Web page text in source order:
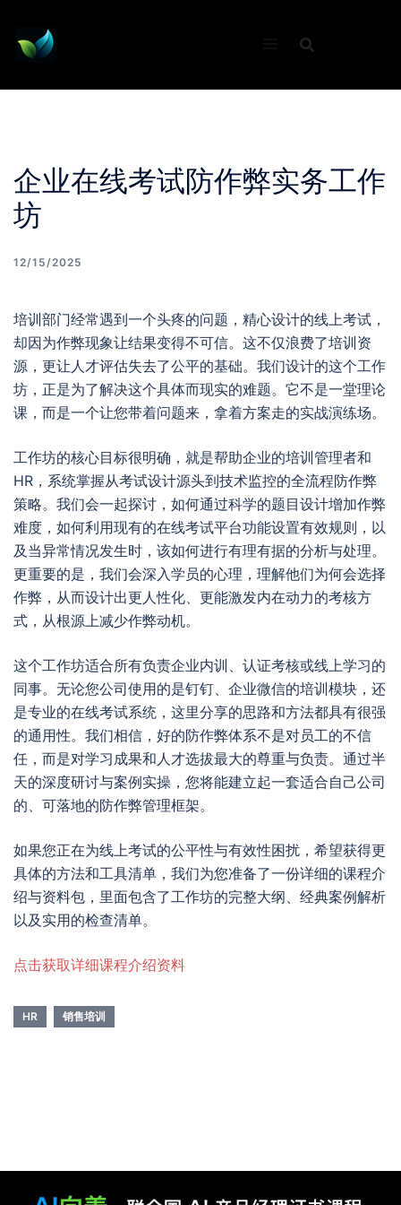
content
企业在线考试防作弊实务工作
坊
12/15/2025
培训部门经常遇到一个头疼的问题，精心设计的线上考试，
却因为作弊现象让结果变得不可信。这不仅浪费了培训资
源，更让人才评估失去了公平的基础。我们设计的这个工作
坊，正是为了解决这个具体而现实的难题。它不是一堂理论
课，而是一个让您带着问题来，拿着方案走的实战演练场。
工作坊的核心目标很明确，就是帮助企业的培训管理者和
HR，系统掌握从考试设计源头到技术监控的全流程防作弊
策略。我们会一起探讨，如何通过科学的题目设计增加作弊
难度，如何利用现有的在线考试平台功能设置有效规则，以
及当异常情况发生时，该如何进行有理有据的分析与处理。
更重要的是，我们会深入学员的心理，理解他们为何会选择
作弊，从而设计出更人性化、更能激发内在动力的考核方
式，从根源上减少作弊动机。
这个工作坊适合所有负责企业内训、认证考核或线上学习的
同事。无论您公司使用的是钉钉、企业微信的培训模块，还
是专业的在线考试系统，这里分享的思路和方法都具有很强
的通用性。我们相信，好的防作弊体系不是对员工的不信
任，而是对学习成果和人才选拔最大的尊重与负责。通过半
天的深度研讨与案例实操，您将能建立起一套适合自己公司
的、可落地的防作弊管理框架。
如果您正在为线上考试的公平性与有效性困扰，希望获得更
具体的方法和工具清单，我们为您准备了一份详细的课程介
绍与资料包，里面包含了工作坊的完整大纲、经典案例解析
以及实用的检查清单。
点击获取详细课程介绍资料
HR 销售培训